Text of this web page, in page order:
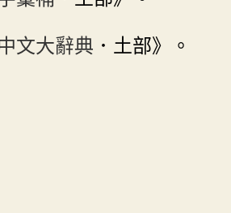
文大辭典 ．土部》。